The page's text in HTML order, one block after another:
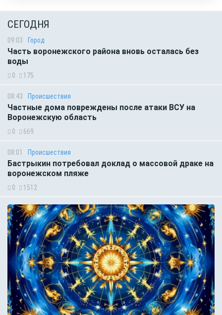
СЕГОДНЯ
09:03 Город
Часть воронежского района вновь осталась без
воды
0 175
08:43 Происшествия
Частные дома повреждены после атаки ВСУ на
Воронежскую область
0 669
08:01 Происшествия
Бастрыкин потребовал доклад о массовой драке на
воронежском пляже
0 1512